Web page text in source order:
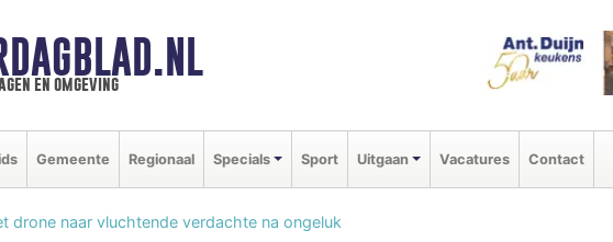
en omgeving
Gemeente Regionaal Specials Sport Uitgaan Vacatures Contact
drone naar vluchtende verdachte na ongeluk